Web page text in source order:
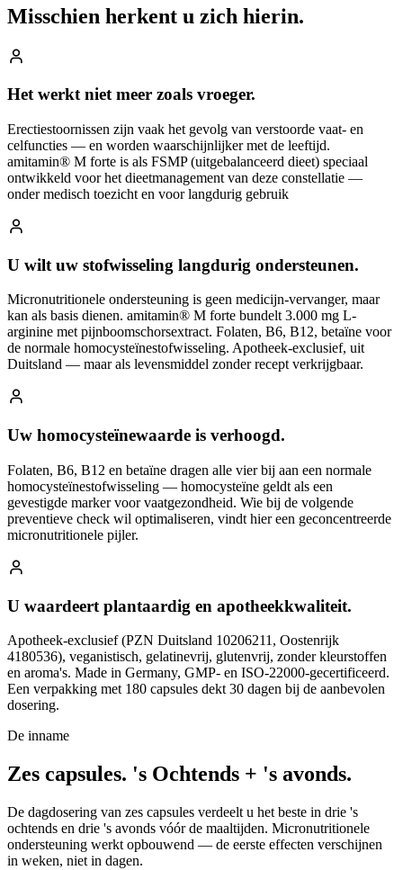
Misschien herkent u zich hierin.
Het werkt niet meer zoals vroeger.
Erectiestoornissen zijn vaak het gevolg van verstoorde vaat- en
celfuncties — en worden waarschijnlijker met de leeftijd.
amitamin® M forte is als FSMP (uitgebalanceerd dieet) speciaal
ontwikkeld voor het dieetmanagement van deze constellatie —
onder medisch toezicht en voor langdurig gebruik
U wilt uw stofwisseling langdurig ondersteunen.
Micronutritionele ondersteuning is geen medicijn-vervanger, maar
kan als basis dienen. amitamin® M forte bundelt 3.000 mg L-
arginine met pijnboomschorsextract. Folaten, B6, B12, betaïne voor
de normale homocysteïnestofwisseling. Apotheek-exclusief, uit
Duitsland — maar als levensmiddel zonder recept verkrijgbaar.
Uw homocysteïnewaarde is verhoogd.
Folaten, B6, B12 en betaïne dragen alle vier bij aan een normale
homocysteïnestofwisseling — homocysteïne geldt als een
gevestigde marker voor vaatgezondheid. Wie bij de volgende
preventieve check wil optimaliseren, vindt hier een geconcentreerde
micronutritionele pijler.
U waardeert plantaardig en apotheekkwaliteit.
Apotheek-exclusief (PZN Duitsland 10206211, Oostenrijk
4180536), veganistisch, gelatinevrij, glutenvrij, zonder kleurstoffen
en aroma's. Made in Germany, GMP- en ISO-22000-gecertificeerd.
Een verpakking met 180 capsules dekt 30 dagen bij de aanbevolen
dosering.
De inname
Zes capsules. 's Ochtends + 's avonds.
De dagdosering van zes capsules verdeelt u het beste in drie 's
ochtends en drie 's avonds vóór de maaltijden. Micronutritionele
ondersteuning werkt opbouwend — de eerste effecten verschijnen
in weken, niet in dagen.